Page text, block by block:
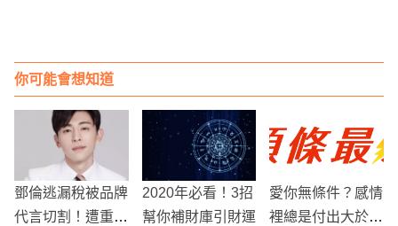
你可能會想知道
鄧倫逃漏稅被品牌
代言切割！遭重罰
2020年必看！3招
幫你補財庫引財運
愛你無條件？感情
裡總是付出大於回